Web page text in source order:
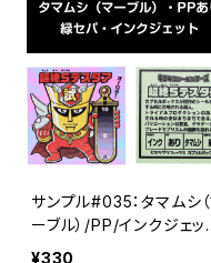
サンプル#035：タマムシ
ーブル）/PP/インクジェッ
緑セパ
¥330